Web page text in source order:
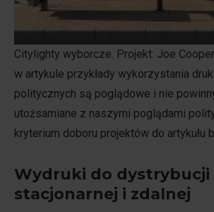
Citylighty wyborcze. Projekt: Joe
w artykule przykłady wykorzystania
politycznych są poglądowe i nie
utożsamiane z naszymi poglądami
kryterium doboru projektów do artykułu
Wydruki do dystrybucji
stacjonarnej i zdalnej